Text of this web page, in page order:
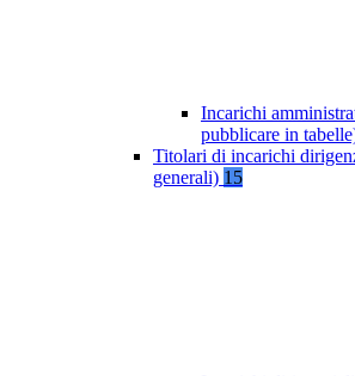
Incarichi
pubblicare in
Titolari di incarichi
generali) 15